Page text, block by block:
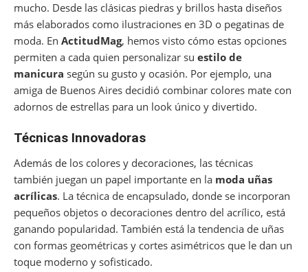
mucho. Desde las clásicas piedras y brillos hasta diseños
más elaborados como ilustraciones en 3D o pegatinas de
moda. En ActitudMag, hemos visto cómo estas opciones
permiten a cada quien personalizar su estilo de
manicura según su gusto y ocasión. Por ejemplo, una
amiga de Buenos Aires decidió combinar colores mate con
adornos de estrellas para un look único y divertido.
Técnicas Innovadoras
Además de los colores y decoraciones, las técnicas
también juegan un papel importante en la moda uñas
acrílicas. La técnica de encapsulado, donde se incorporan
pequeños objetos o decoraciones dentro del acrílico, está
ganando popularidad. También está la tendencia de uñas
con formas geométricas y cortes asimétricos que le dan un
toque moderno y sofisticado.